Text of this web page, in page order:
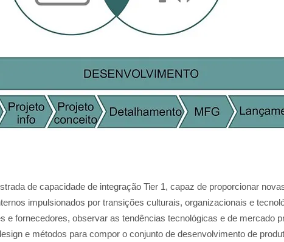
de capacidade de integração Tier 1, capaz de proporcionar
impulsionados por transições culturais, organizacionais e
e fornecedores, observar as tendências tecnológicas e de mercado
e métodos para compor o conjunto de desenvolvimento de